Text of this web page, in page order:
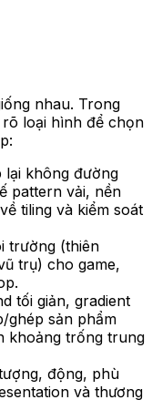
nhau. Trong
loại hình để chọn
lại không đường
pattern vải, nền
tiling và kiểm soát
trường (thiên
trụ) cho game,
tối giản, gradient
ghép sản phẩm
khoảng trống trung
động, phù
và thương